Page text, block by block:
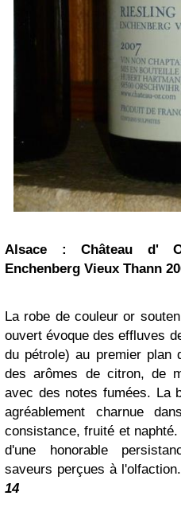
Alsace : Château d'
Enchenberg Vieux Thann
La robe de couleur or
ouvert évoque des effluves
du pétrole) au premier plan
des arômes de citron, de
avec des notes fumées. La
agréablement charnue
consistance, fruité et
d'une honorable
saveurs perçues à l'olfaction.
14